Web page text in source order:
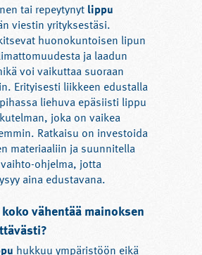
tai repeytynyt lippu
viestin yrityksestäsi.
huonokuntoisen lipun
ja laadun
voi vaikuttaa suoraan
Erityisesti liikkeen edustalla
liehuva epäsiisti lippu
joka on vaikea
Ratkaisu on investoida
materiaaliin ja suunnitella
ohjelma, jotta
aina edustavana.
vähentää mainoksen
hukkuu ympäristöön eikä